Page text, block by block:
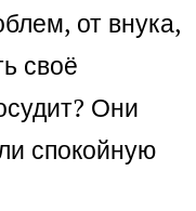
от внука,
своё
Они
спокойную